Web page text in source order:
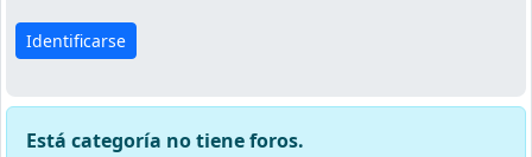
Está categoría no tiene foros.